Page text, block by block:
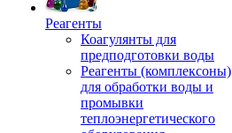
Реагенты
Коагулянты для
предподготовки воды
Реагенты (комплексоны)
для обработки воды и
промывки
теплоэнергетического